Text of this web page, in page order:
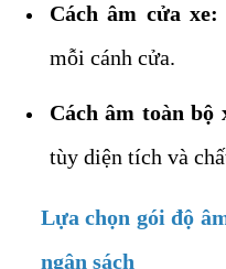
Cách âm cửa xe:
mỗi cánh cửa.
Cách âm toàn bộ
tùy diện tích và
Lựa chọn gói độ
ngân sách